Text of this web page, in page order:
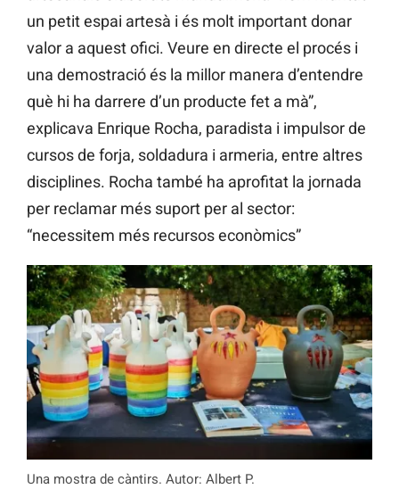
un petit espai artesà i és molt important donar
valor a aquest ofici. Veure en directe el procés i
una demostració és la millor manera d’entendre
què hi ha darrere d’un producte fet a mà”,
explicava Enrique Rocha, paradista i impulsor de
cursos de forja, soldadura i armeria, entre altres
disciplines. Rocha també ha aprofitat la jornada
per reclamar més suport per al sector:
“necessitem més recursos econòmics”
Una mostra de càntirs. Autor: Albert P.